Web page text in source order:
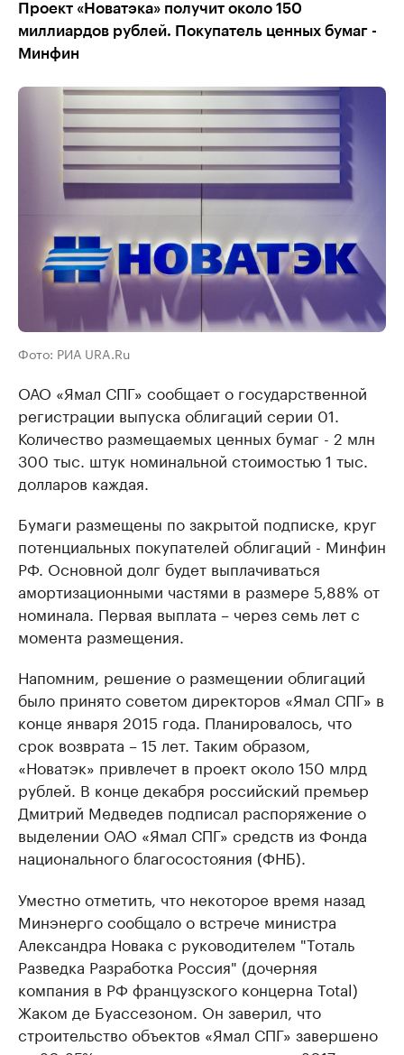
Проект «Новатэка» получит около 150
миллиардов рублей. Покупатель ценных бумаг -
Минфин
Фото: РИА URA.Ru
ОАО «Ямал СПГ» сообщает о государственной
регистрации выпуска облигаций серии 01.
Количество размещаемых ценных бумаг - 2 млн
300 тыс. штук номинальной стоимостью 1 тыс.
долларов каждая.
Бумаги размещены по закрытой подписке, круг
потенциальных покупателей облигаций - Минфин
РФ. Основной долг будет выплачиваться
амортизационными частями в размере 5,88% от
номинала. Первая выплата – через семь лет с
момента размещения.
Напомним, решение о размещении облигаций
было принято советом директоров «Ямал СПГ» в
конце января 2015 года. Планировалось, что
срок возврата – 15 лет. Таким образом,
«Новатэк» привлечет в проект около 150 млрд
рублей. В конце декабря российский премьер
Дмитрий Медведев подписал распоряжение о
выделении ОАО «Ямал СПГ» средств из Фонда
национального благосостояния (ФНБ).
Уместно отметить, что некоторое время назад
Минэнерго сообщало о встрече министра
Александра Новака с руководителем "Тоталь
Разведка Разработка Россия" (дочерняя
компания в РФ французского концерна Total)
Жаком де Буассезоном. Он заверил, что
строительство объектов «Ямал СПГ» завершено